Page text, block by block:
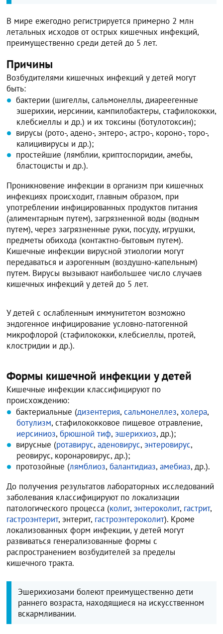
В мире ежегодно регистрируется примерно 2 млн
летальных исходов от острых кишечных инфекций,
преимущественно среди детей до 5 лет.
Причины
Возбудителями кишечных инфекций у детей могут
быть:
бактерии (шигеллы, сальмонеллы, диареегенные
эшерихии, иерсинии, кампилобактеры, стафилококки,
клебсиеллы и др.) и их токсины (ботулотоксин);
вирусы (рото-, адено-, энтеро-, астро-, короно-, торо-,
калицивирусы и др.);
простейшие (лямблии, криптоспоридии, амебы,
бластоцисты и др.).
Проникновение инфекции в организм при кишечных
инфекциях происходит, главным образом, при
употреблении инфицированных продуктов питания
(алиментарным путем), загрязненной воды (водным
путем), через загрязненные руки, посуду, игрушки,
предметы обихода (контактно-бытовым путем).
Кишечные инфекции вирусной этиологии могут
передаваться и аэрогенным (воздушно-капельным)
путем. Вирусы вызывают наибольшее число случаев
кишечных инфекций у детей до 5 лет.
У детей с ослабленным иммунитетом возможно
эндогенное инфицирование условно-патогенной
микрофлорой (стафилококки, клебсиеллы, протей,
клостридии и др.).
Формы кишечной инфекции у детей
Кишечные инфекции классифицируют по
происхождению:
бактериальные (дизентерия,сальмонеллез,холера,
ботулизм, стафилококковое пищевое отравление,
иерсиниоз,брюшной тиф,эшерихиоз, др.);
вирусные (ротавирус,аденовирус,энтеровирус,
реовирус, коронаровирус, др.);
протозойные (лямблиоз,балантидиаз,амебиаз, др.).
До получения результатов лабораторных исследований
заболевания классифицируют по локализации
патологического процесса (колит,энтероколит, гастрит,
гастроэнтерит, энтерит, гастроэнтероколит). Кроме
локализованных форм инфекции, у детей могут
развиваться генерализованные формы с
распространением возбудителей за пределы
кишечного тракта.
Эшерихиозами болеют преимущественно дети
раннего возраста, находящиеся на искусственном
вскармливании.